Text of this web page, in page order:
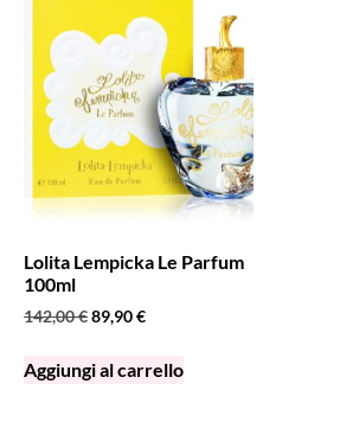
Lolita Lempicka Le Parfum
100ml
142,00€89,90€
Aggiungi al carrello